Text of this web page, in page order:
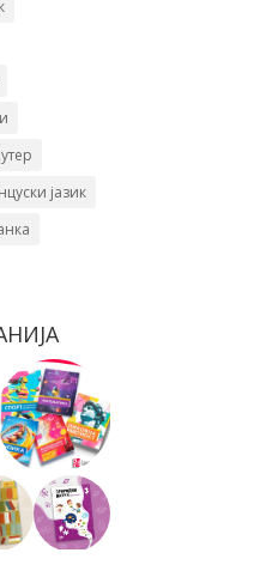
јазик